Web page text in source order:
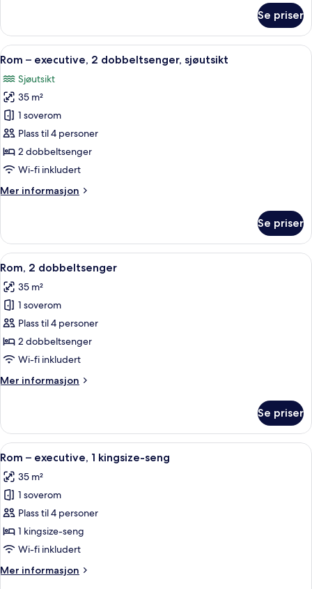
–
executive,
2
Se priser
Åpne
alle
bildene
av
Rom
–
executive,
2
sjøutsikt
Sengetøy av topp kvalitet, minibar,
10
Rom – executive, 2 dobbeltsenger, sjøutsikt
Sjøutsikt
35 m²
1 soverom
Plass til 4 personer
2 dobbeltsenger
Wi-fi inkludert
Mer informasjon
Mer
–
executive,
2
sjøutsikt
Se priser
Åpne
alle
bildene
av
Rom,
2
dobbeltsenger
Sengetøy av topp kvalitet, minibar,
6
Rom, 2 dobbeltsenger
35 m²
1 soverom
Plass til 4 personer
2 dobbeltsenger
Wi-fi inkludert
Mer informasjon
Mer
2
dobbeltsenger
Se priser
Åpne
alle
bildene
av
Rom
–
executive,
kingsize-
Sengetøy av topp kvalitet, minibar,
9
Rom – executive, 1 kingsize-seng
35 m²
1 soverom
Plass til 4 personer
1 kingsize-seng
Wi-fi inkludert
Mer informasjon
Mer